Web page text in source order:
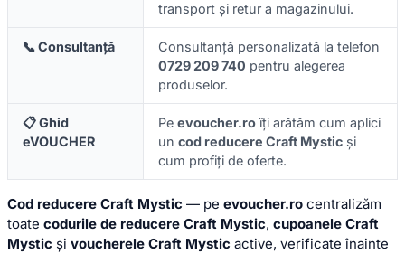
transport și retur a magazinului.
📞 Consultanță
Consultanță personalizată la telefon
0729 209 740 pentru alegerea
produselor.
📋 Ghid
eVOUCHER
Pe evoucher.roîți arătăm cum aplici
un cod reducere Craft Mystic și
cum profiți de oferte.
Cod reducere Craft Mystic — pe evoucher.ro centralizăm
toate codurile de reducere Craft Mystic, cupoanele Craft
Mystic și voucherele Craft Mystic active, verificate înainte